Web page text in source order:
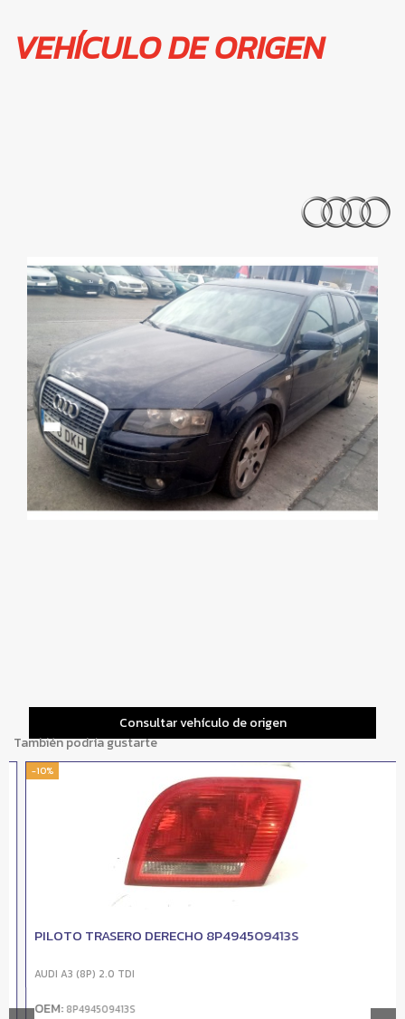
VEHÍCULO DE ORIGEN
Consultar vehículo de origen
También podría gustarte
-10%
PILOTO TRASERO DERECHO 8P494509413S
AUDI A3 (8P) 2.0 TDI
OEM:8P494509413S